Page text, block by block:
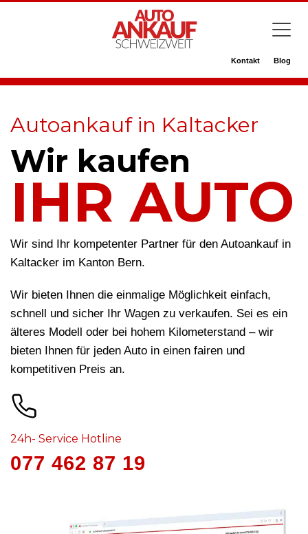
Kontakt Blog
Autoankauf in Kaltacker
Wir kaufen
IHR AUTO
Wir sind Ihr kompetenter Partner für den Autoankauf in
Kaltacker im Kanton Bern.
Wir bieten Ihnen die einmalige Möglichkeit einfach,
schnell und sicher Ihr Wagen zu verkaufen. Sei es ein
älteres Modell oder bei hohem Kilometerstand – wir
bieten Ihnen für jeden Auto in einen fairen und
kompetitiven Preis an.
24h- Service Hotline
077 462 87 19